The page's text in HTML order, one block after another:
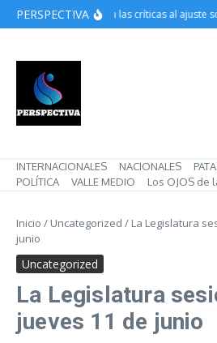
Saltar al contenido
PERSPECTIVACrecen las críticas al ajuste
INTERNACIONALES NACIONALES
POLÍTICA
VALLE MEDIO Los OJOS de
Inicio / Uncategorized / La Legislatura
junio
Uncategorized
La Legislatura
jueves 11 de junio